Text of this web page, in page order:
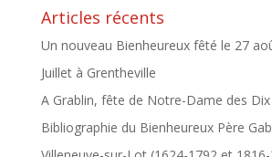
Articles récents
Un nouveau Bienheureux fêté le 27
Juillet à Grentheville
A Grablin, fête de Notre-Dame des Dix
Bibliographie du Bienheureux Père